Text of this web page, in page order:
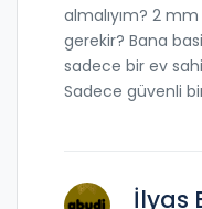
almalıyım? 2
gerekir? Bana
sadece bir ev
Sadece güvenli
İlyas